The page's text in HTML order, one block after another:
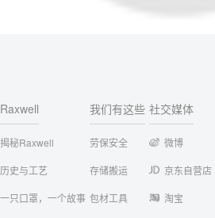
Raxwell
揭秘Raxwell
历史与工艺
一只口罩，一个故事
我们有这些
劳保安全
存储搬运
包材工具
社交媒体
微博
京东自营店
淘宝